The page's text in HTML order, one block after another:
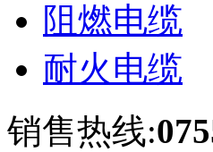
阻燃电缆
耐火电缆
销售热线: